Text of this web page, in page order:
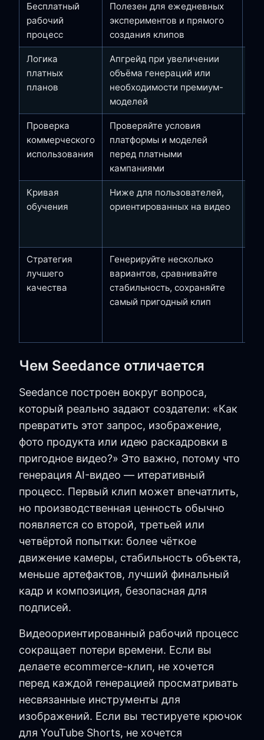
Бесплатный
рабочий
процесс
Полезен для ежедневных
экспериментов и прямого
создания клипов
Логика
платных
планов
Апгрейд при увеличении
объёма генераций или
необходимости премиум-
моделей
Проверка
коммерческого
использования
Проверяйте условия
платформы и моделей
перед платными
кампаниями
Кривая
обучения
Ниже для пользователей,
ориентированных на видео
Стратегия
лучшего
качества
Генерируйте несколько
вариантов, сравнивайте
стабильность, сохраняйте
самый пригодный клип
Чем Seedance отличается
Seedance построен вокруг вопроса,
который реально задают создатели: «Как
превратить этот запрос, изображение,
фото продукта или идею раскадровки в
пригодное видео?» Это важно, потому что
генерация AI-видео — итеративный
процесс. Первый клип может впечатлить,
но производственная ценность обычно
появляется со второй, третьей или
четвёртой попытки: более чёткое
движение камеры, стабильность объекта,
меньше артефактов, лучший финальный
кадр и композиция, безопасная для
подписей.
Видеоориентированный рабочий процесс
сокращает потери времени. Если вы
делаете ecommerce-клип, не хочется
перед каждой генерацией просматривать
несвязанные инструменты для
изображений. Если вы тестируете крючок
для YouTube Shorts, не хочется